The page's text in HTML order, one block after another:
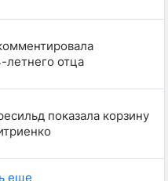
летнего отца
показала корзину
еще